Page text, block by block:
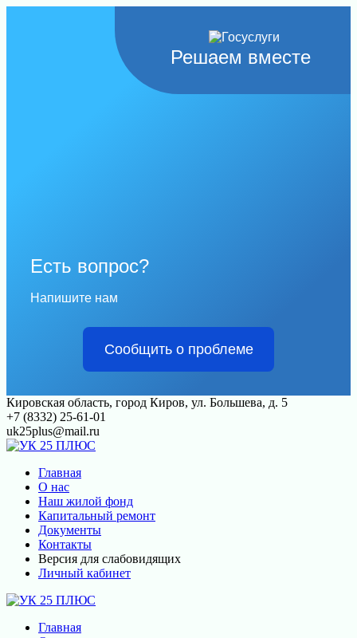
Решаем вместе
Есть вопрос?
Напишите нам
Сообщить о проблеме
Перейти
к
контенту
Кировская область, город Киров, ул. Большева, д. 5
+7 (8332) 25-61-01
uk25plus@mail.ru
Главная
О нас
Наш жилой фонд
Капитальный ремонт
Документы
Контакты
Версия для слабовидящих
Личный кабинет
Главная